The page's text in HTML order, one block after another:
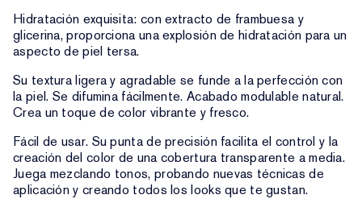
Hidratación exquisita: con extracto de frambuesa y
glicerina, proporciona una explosión de hidratación para un
aspecto de piel tersa.
Su textura ligera y agradable se funde a la perfección con
la piel. Se difumina fácilmente. Acabado modulable natural.
Crea un toque de color vibrante y fresco.
Fácil de usar. Su punta de precisión facilita el control y la
creación del color de una cobertura transparente a media.
Juega mezclando tonos, probando nuevas técnicas de
aplicación y creando todos los looks que te gustan.